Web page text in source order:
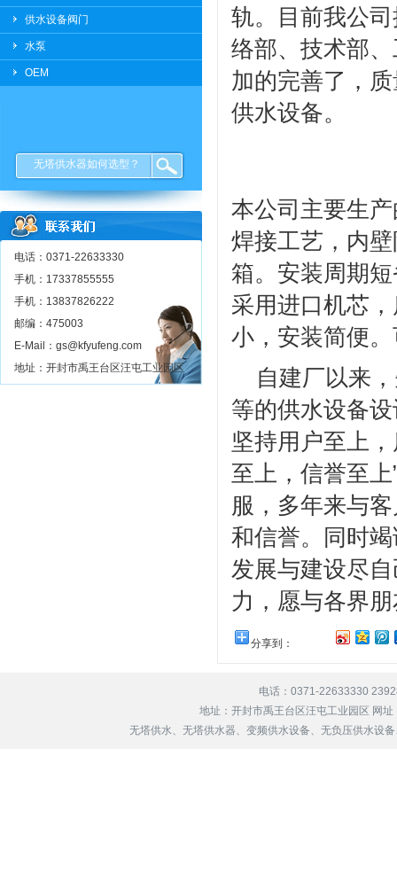
供水设备阀门
水泵
OEM
无塔供水器如何选型？
电话：0371-22633330
手机：17337855555
手机：13837826222
邮编：475003
E-Mail：gs@kfyufeng.com
地址：开封市禹王台区汪屯工业园区
轨。目前我公
络部、技术部
加的完善了，
供水设备。
本公司主要生
焊接工艺，内
箱。安装周期
采用进口机芯
小，安装简便
自建厂以来
等的供水设备
坚持用户至上
至上，信誉至
服，多年来与
和信誉。同时
发展与建设尽
力，愿与各界
分享到：
电话：0371-22633330
地址：开封市禹王台区汪屯工业园区 网址
无塔供水、无塔供水器、变频供水设备、无负压供水设